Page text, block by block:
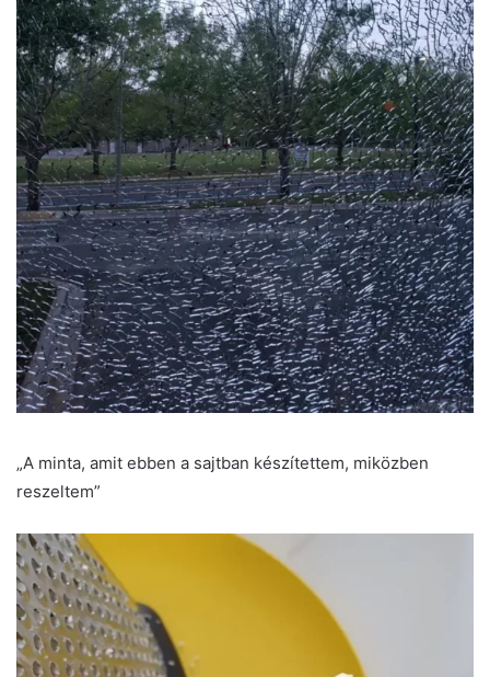
„A minta, amit ebben a sajtban készítettem, miközben
reszeltem”